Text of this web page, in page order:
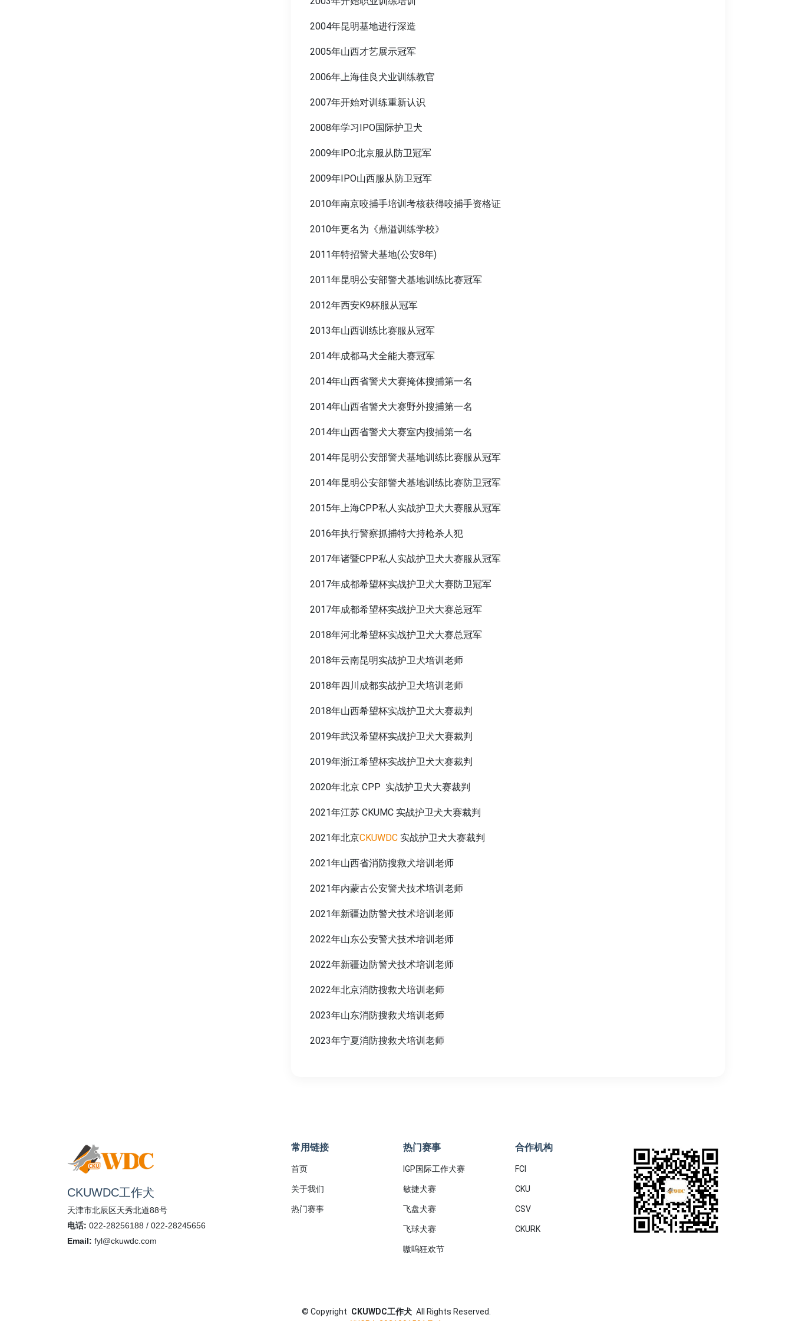
2004年昆明基地进行深造
2005年山西才艺展示冠军
2006年上海佳良犬业训练教官
2007年开始对训练重新认识
2008年学习IPO国际护卫犬
2009年lPO北京服从防卫冠军
2009年IPO山西服从防卫冠军
2010年南京咬捕手培训考核获得咬捕手资格证
2010年更名为《鼎溢训练学校》
2011年特招警犬基地(公安8年)
2011年昆明公安部警犬基地训练比赛冠军
2012年西安K9杯服从冠军
2013年山西训练比赛服从冠军
2014年成都马犬全能大赛冠军
2014年山西省警犬大赛掩体搜捕第一名
2014年山西省警犬大赛野外搜捕第一名
2014年山西省警犬大赛室内搜捕第一名
2014年昆明公安部警犬基地训练比赛服从冠军
2014年昆明公安部警犬基地训练比赛防卫冠军
2015年上海CPP私人实战护卫犬大赛服从冠军
2016年执行警察抓捕特大持枪杀人犯
2017年诸暨CPP私人实战护卫犬大赛服从冠军
2017年成都希望杯实战护卫犬大赛防卫冠军
2017年成都希望杯实战护卫犬大赛总冠军
2018年河北希望杯实战护卫犬大赛总冠军
2018年云南昆明实战护卫犬培训老师
2018年四川成都实战护卫犬培训老师
2018年山西希望杯实战护卫犬大赛裁判
2019年武汉希望杯实战护卫犬大赛裁判
2019年浙江希望杯实战护卫犬大赛裁判
2020年北京 CPP 实战护卫犬大赛裁判
2021年江苏 CKUMC 实战护卫犬大赛裁判
2021年北京CKUWDC 实战护卫犬大赛裁判
2021年山西省消防搜救犬培训老师
2021年内蒙古公安警犬技术培训老师
2021年新疆边防警犬技术培训老师
2022年山东公安警犬技术培训老师
2022年新疆边防警犬技术培训老师
2022年北京消防搜救犬培训老师
2023年山东消防搜救犬培训老师
2023年宁夏消防搜救犬培训老师
CKUWDC工作犬
天津市北辰区天秀北道88号
电话: 022-28256188 / 022-28245656
Email: fyl@ckuwdc.com
常用链接
首页
关于我们
热门赛事
热门赛事
IGP国际工作犬赛
敏捷犬赛
飞盘犬赛
飞球犬赛
嗷呜狂欢节
合作机构
FCI
CKU
CSV
CKURK
© Copyright CKUWDC工作犬 All Rights Reserved.